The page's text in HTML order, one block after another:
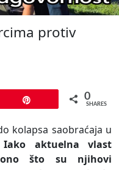
protiv
0
SHARES
kolapsa saobraćaja u
Iako aktuelna vlast
što su njihovi